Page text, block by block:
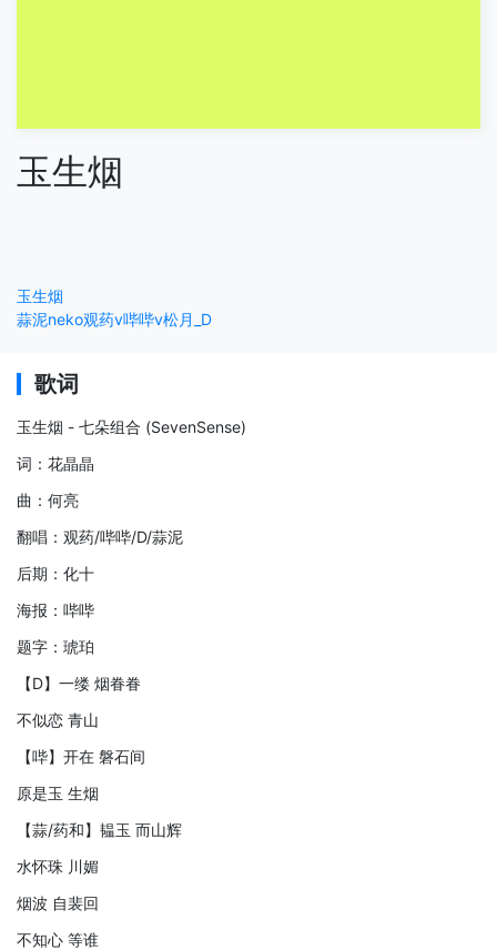
玉生烟
玉生烟
蒜泥neko观药v哔哔v松月_D
歌词
玉生烟 - 七朵组合 (SevenSense)
词：花晶晶
曲：何亮
翻唱：观药/哔哔/D/蒜泥
后期：化十
海报：哔哔
题字：琥珀
【D】一缕 烟眷眷
不似恋 青山
【哔】开在 磐石间
原是玉 生烟
【蒜/药和】韫玉 而山辉
水怀珠 川媚
烟波 自裴回
不知心 等谁